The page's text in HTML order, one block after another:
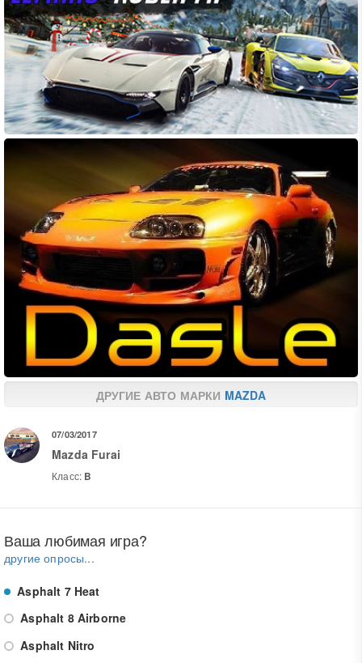
ДРУГИЕ АВТО МАРКИ MAZDA
07/03/2017
Mazda Furai
Класс: B
Ваша любимая игра?
другие опросы...
Asphalt 7 Heat
Asphalt 8 Airborne
Asphalt Nitro